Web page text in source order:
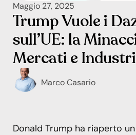
Maggio 27, 2025
Trump Vuole i
sull’UE: la
Mercati e
Marco Casario
Donald Trump ha riaperto